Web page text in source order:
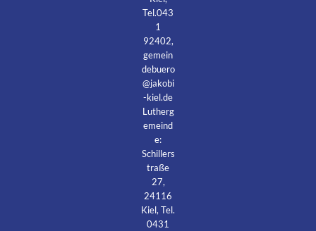
Tel.043
1
92402,
gemein
debuero
@jakobi
-kiel.de
Lutherg
emeind
e:
Schillers
traße
27,
24116
Kiel, Tel.
0431